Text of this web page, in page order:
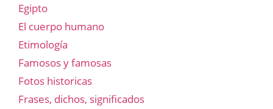
Egipto
El cuerpo humano
Etimología
Famosos y famosas
Fotos historicas
Frases, dichos, significados